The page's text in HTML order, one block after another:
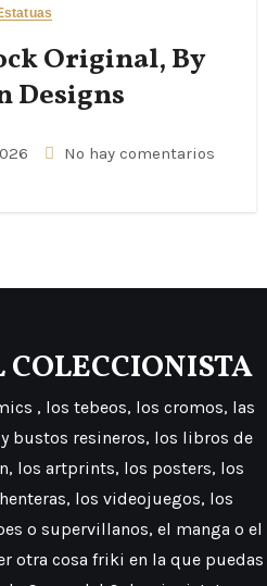
Original, By
Designs
No hay comentarios
COLECCIONISTA
, los tebeos, los cromos, las
bustos resineros, los libros de
los artprints, los posters, los
los videojuegos, los
o supervillanos, el manga o el
otra cosa friki en la que puedas